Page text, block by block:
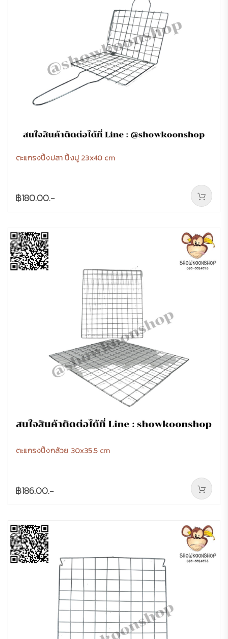
ตะแกรงปิ้งปลา ปิ้งปู 23x40 cm
฿180.00.-
ตะแกรงปิ้งกล้วย 30x35.5 cm
฿186.00.-